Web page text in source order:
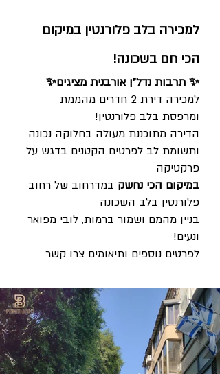
למכירה בלב פלורנטין במיקום
הכי חם בשכונה!
✨ תרבות נדל"ן אורבנית מציגים✨
למכירה דירת 2 חדרים מהממת
ומרפסת בלב פלורנטין!
הדירה מתוכננת מעולה בחלוקה נכונה
ותשומת לב לפרטים הקטנים בדגש על
פרקטיקה
במיקום הכי נחשק במדרחוב של רחוב
פלורנטין בלב השכונה
בניין מהמם ושמור ברמות, לובי מפואר
ונעים!
לפרטים נוספים ותיאומים צרו קשר